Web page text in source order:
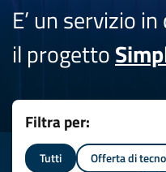
E’ un servizio
il progetto
Filtra per:
Tutti Offerta di